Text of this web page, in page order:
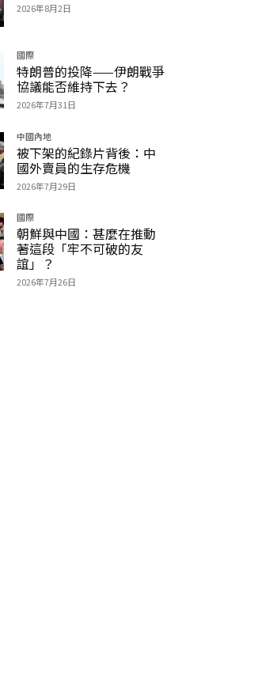
2026年8月2日
國際
特朗普的投降——伊朗戰爭
協議能否維持下去？
2026年7月31日
中國內地
被下架的紀錄片背後：中
國外賣員的生存危機
2026年7月29日
國際
朝鮮與中國：甚麼在推動
著這段「牢不可破的友
誼」？
2026年7月26日